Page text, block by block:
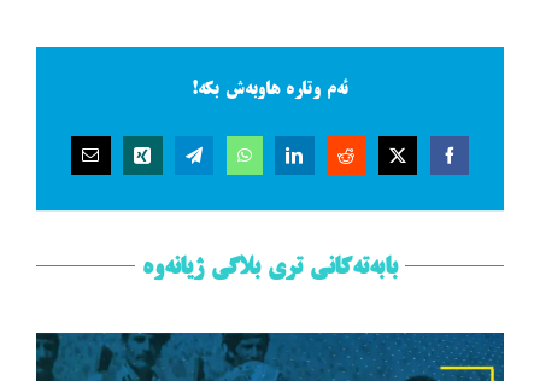
ئەم وتارە هاوبەش بکە!
بابەتەکانی تری بلاگی ژیانەوە